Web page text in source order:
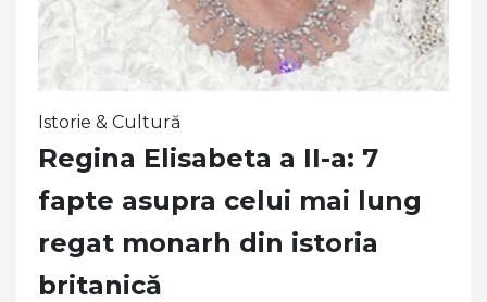
Istorie & Cultură
Regina Elisabeta a II-a: 7
fapte asupra celui mai lung
regat monarh din istoria
britanică